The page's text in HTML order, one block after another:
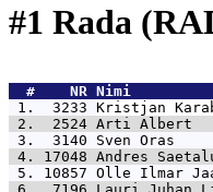
#1 Rada
  #    NR
Nimi
1.  3233 Kristjan
2.  2524 Arti Albert
3.  3140 Sven Oras
4. 17048 Andres
5. 10857 Olle Ilmar